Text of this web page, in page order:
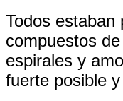
Todos estaban
compuestos
espirales y
fuerte posible